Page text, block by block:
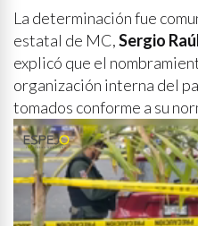
La determinación fue
estatal de MC,Sergio
explicó que el
organización interna del
tomados conforme a su